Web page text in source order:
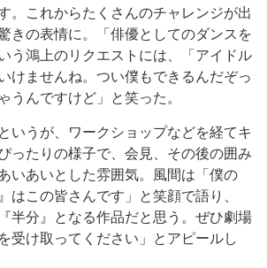
。これからたくさんのチャレンジが出
きの表情に。「俳優としてのダンスを
う鴻上のリクエストには、「アイドル
けませんね。つい僕もできるんだぞっ
うんですけど」と笑った。
いうが、ワークショップなどを経てキ
ったりの様子で、会見、その後の囲み
いあいとした雰囲気。風間は「僕の
はこの皆さんです」と笑顔で語り、
半分』となる作品だと思う。ぜひ劇場
受け取ってください」とアピールし